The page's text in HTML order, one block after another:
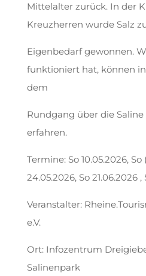
Mittelalter zurück. In der
Kreuzherren wurde Salz
Eigenbedarf gewonnen.
funktioniert hat, können
dem
Rundgang über die Saline
erfahren.
Termine: So 10.05.2026,
24.05.2026, So 21.06.2026 ,
Veranstalter:
e.V.
Ort: Infozentrum
Salinenpark